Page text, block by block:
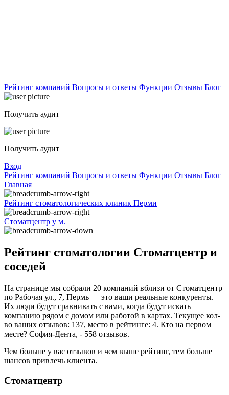
Рейтинг компаний Вопросы и ответы Функции Отзывы Блог
Получить аудит
Получить аудит
Вход
Рейтинг компаний Вопросы и ответы Функции Отзывы Блог
Главная
Рейтинг стоматологических клиник Перми
Стоматцентр у м.
Рейтинг стоматологии Стоматцентр и
соседей
На странице мы собрали 20 компаний вблизи от Стоматцентр
по Рабочая ул., 7, Пермь — это ваши реальные конкуренты.
Их люди будут сравнивать с вами, когда будут искать
компанию рядом с домом или работой в картах. Текущее кол-
во ваших отзывов: 137, место в рейтинге: 4. Кто на первом
месте? София-Дента, - 558 отзывов.
Чем больше у вас отзывов и чем выше рейтинг, тем больше
шансов привлечь клиента.
Стоматцентр